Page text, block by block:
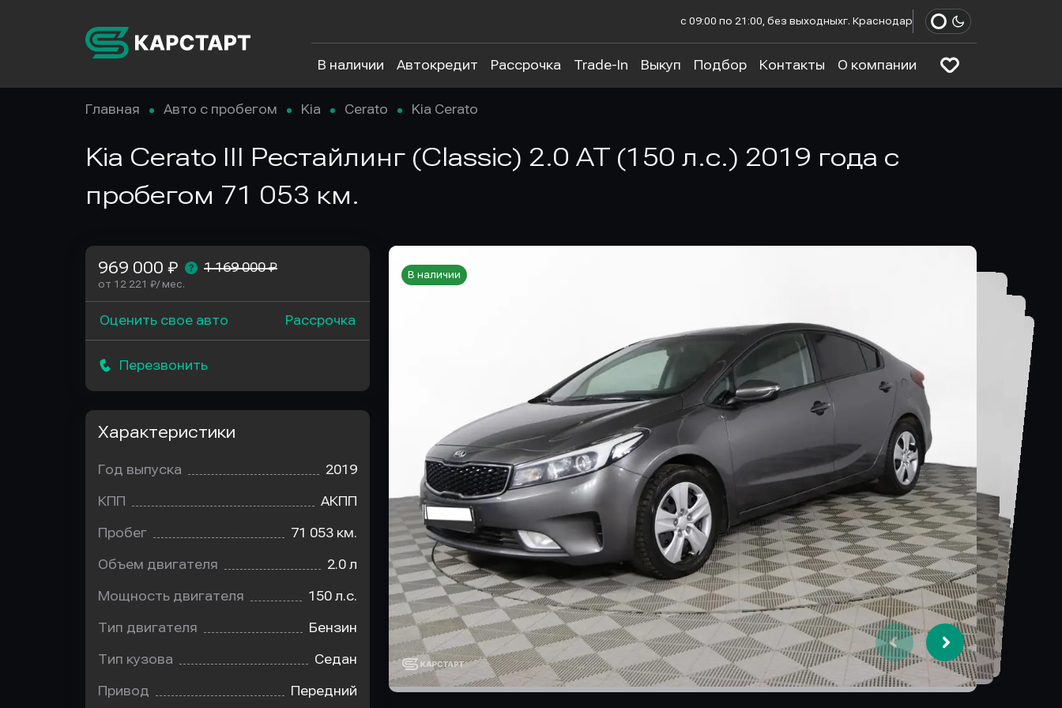
с 09:00 по 21:00, без выходныхг. Краснодар
В наличии Автокредит Рассрочка Trade-In Выкуп Подбор Контакты О компании
Главная Авто с пробегом Kia Cerato Kia Cerato
Kia Cerato III Рестайлинг (Classic) 2.0 AT (150 л.с.) 2019 года с
пробегом 71 053 км.
В наличии
969 000 ₽ 1 169 000 ₽
от 12 221 ₽/ мес.
Оценить свое авто Рассрочка
Перезвонить
Характеристики
Год выпуска 2019
КПП АКПП
Пробег 71 053 км.
Объем двигателя 2.0 л
Мощность двигателя 150 л.с.
Тип двигателя Бензин
Тип кузова Седан
Привод Передний